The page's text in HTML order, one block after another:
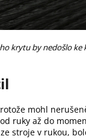
krytu by nedošlo
mohl
ruky až do
stroje v rukou,